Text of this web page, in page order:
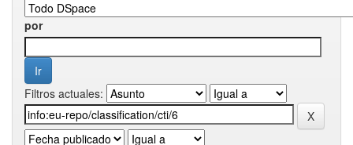
por
Filtros actuales: